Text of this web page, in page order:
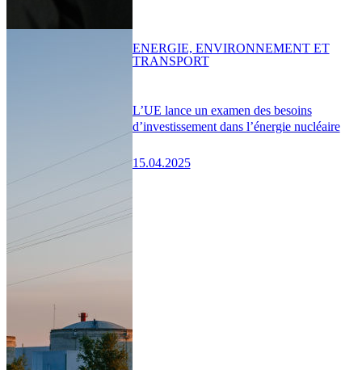
L’UE lance un examen des besoins
d’investissement dans l’énergie nucléaire
15.04.2025
ENERGIE, ENVIRONNEMENT ET
TRANSPORT